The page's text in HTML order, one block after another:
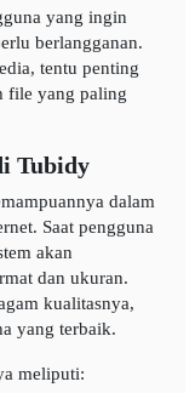
yang ingin
berlangganan.
tentu penting
file yang paling
Tubidy
dalam
Saat pengguna
akan
dan ukuran.
kualitasnya,
yang terbaik.
meliputi: